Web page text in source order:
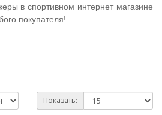
в спортивном интернет магазине
покупателя!
Показать: